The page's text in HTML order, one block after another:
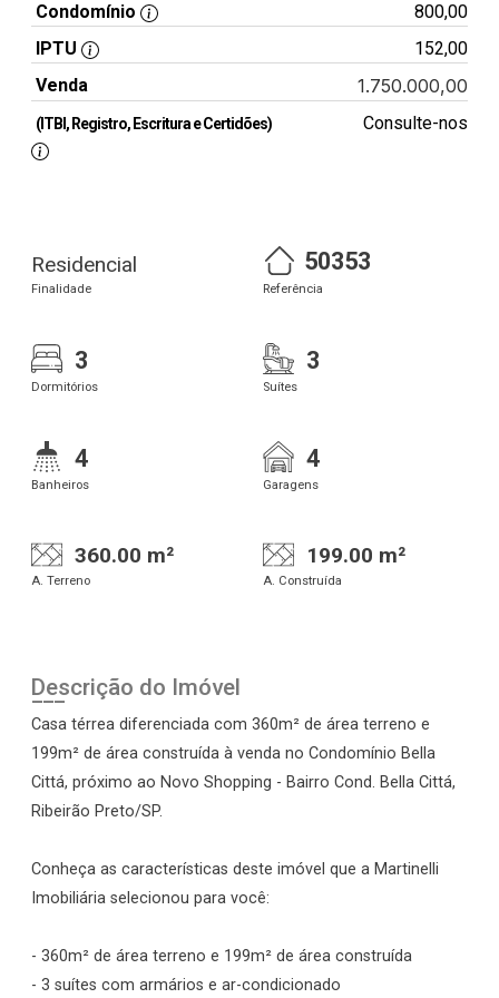
Condomínio
800,00
IPTU
152,00
Venda
1.750.000,00
(ITBI, Registro, Escritura e Certidões) Consulte-nos
Residencial
Finalidade
50353
Referência
3
Dormitórios
3
Suítes
4
Banheiros
4
Garagens
360.00 m²
A. Terreno
199.00 m²
A. Construída
Descrição do Imóvel
Casa térrea diferenciada com 360m² de área terreno e
199m² de área construída à venda no Condomínio Bella
Cittá, próximo ao Novo Shopping - Bairro Cond. Bella Cittá,
Ribeirão Preto/SP.
Conheça as características deste imóvel que a Martinelli
Imobiliária selecionou para você:
- 360m² de área terreno e 199m² de área construída
- 3 suítes com armários e ar-condicionado